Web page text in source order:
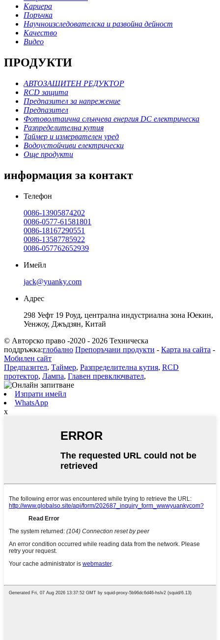
Кариера
Поръчка
Научноизследователска и развойна дейност
Качество
Видео
ПРОДУКТИ
АВТОЗАЩИТЕН РЕДУКТОР
RCD защита
Предпазител за напрежение
Предпазител
Фотоволтаична слънчева енергия DC електрическа
Разпределителна кутия
Таймер и измервателен уред
Водоустойчиви електрически
Още продукти
информация за контакт
Телефон
0086-13905874202
0086-0577-61581801
0086-18167290551
0086-13587785922
0086-057762652939
Имейл
jack@yuanky.com
Адрес
298 Уефт 19 Роуд, централна индустриална зона Юекин,
Уенжоу, Джъдзян, Китай
© Авторско право -2020 - 2026 Техническа
поддръжка:глобално Препоръчани продукти - Карта на сайта -
Мобилен сайт
Предпазител, Таймер, Разпределителна кутия, RCD
протектор, Лампа, Главен превключвател,
Изпрати имейл
WhatsApp
x